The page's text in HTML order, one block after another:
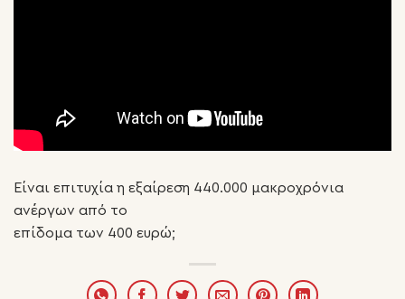
Είναι επιτυχία η εξαίρεση 440.000 μακροχρόνια
ανέργων από το
επίδομα των 400 ευρώ;